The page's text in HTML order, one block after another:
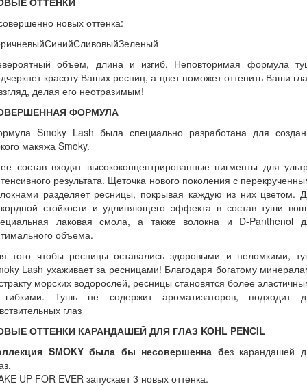
новых оттенка:
объем, длина и изгиб. Неповторимая формула
красоту Ваших ресниц, а цвет поможет оттенить Ваши
делая его неотразимым!
ФОРМУЛА
Smoky Lash была специально разработана для
макяжа Smoky.
состав входят высококонцентрированные пигменты для
результата. Щеточка нового поколения с
разделяет ресницы, покрывая каждую из них цветом.
стойкости и удлиняющего эффекта в состав туши
лаковая смола, а также волокна и D-Panthenol
объема.
того чтобы ресницы оставались здоровыми и неломкими,
Lash ухаживает за ресницами! Благодаря богатому
морских водорослей, ресницы становятся более
Тушь не содержит ароматизаторов, подходит
глаз
ОТТЕНКИ КАРАНДАШЕЙ ДЛЯ ГЛАЗ KOHL PENCIL
SMOKY была бы несовершенна без карандашей
UP FOR EVER запускает 3 новых оттенка.